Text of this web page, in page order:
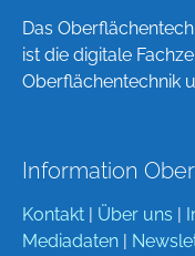
Das
ist die digitale
Oberflächentechnik
Information
Kontakt Über uns
Mediadaten